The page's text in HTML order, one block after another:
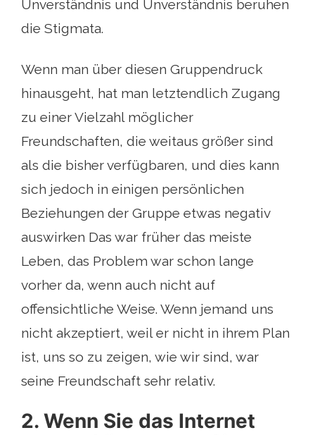
Unverständnis und Unverständnis beruhen
die Stigmata.
Wenn man über diesen Gruppendruck
hinausgeht, hat man letztendlich Zugang
zu einer Vielzahl möglicher
Freundschaften, die weitaus größer sind
als die bisher verfügbaren, und dies kann
sich jedoch in einigen persönlichen
Beziehungen der Gruppe etwas negativ
auswirken Das war früher das meiste
Leben, das Problem war schon lange
vorher da, wenn auch nicht auf
offensichtliche Weise. Wenn jemand uns
nicht akzeptiert, weil er nicht in ihrem Plan
ist, uns so zu zeigen, wie wir sind, war
seine Freundschaft sehr relativ.
2. Wenn Sie das Internet